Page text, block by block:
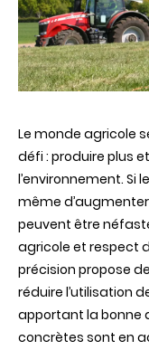
Le monde agricole
défi : produire plus
l’environnement. Si
même
peuvent être
agricole et respect
précision propose
réduire l’utilisation
apportant la bonne
concrètes sont en